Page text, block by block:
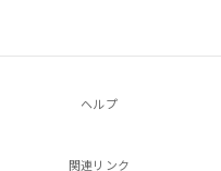
ヘルプ
関連リンク